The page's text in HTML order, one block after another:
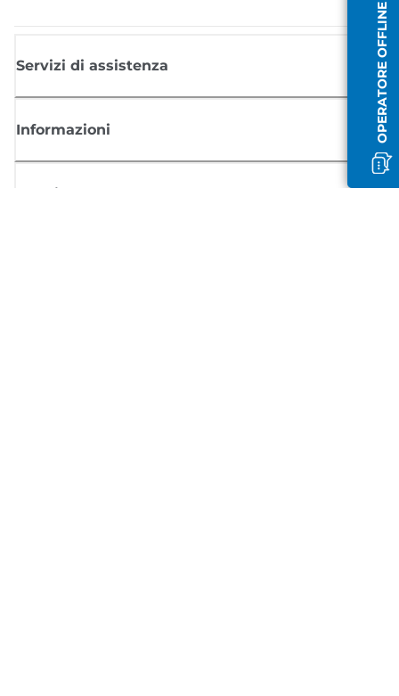
OPERATORE OFFLINE
Servizi di assistenza
Informazioni
Acquisto